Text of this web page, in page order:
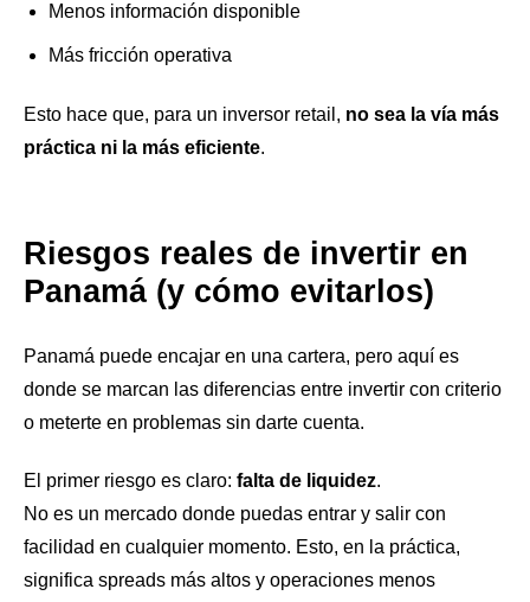
Menos información disponible
Más fricción operativa
Esto hace que, para un inversor retail, no sea la vía más
práctica ni la más eficiente.
Riesgos reales de invertir en
Panamá (y cómo evitarlos)
Panamá puede encajar en una cartera, pero aquí es
donde se marcan las diferencias entre invertir con criterio
o meterte en problemas sin darte cuenta.
El primer riesgo es claro: falta de liquidez.
No es un mercado donde puedas entrar y salir con
facilidad en cualquier momento. Esto, en la práctica,
significa spreads más altos y operaciones menos